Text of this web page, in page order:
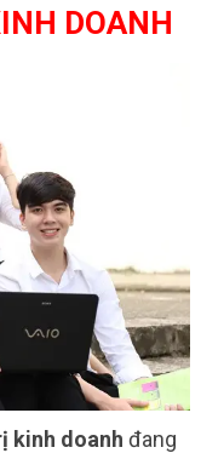
DOANH
kinh doanh đang